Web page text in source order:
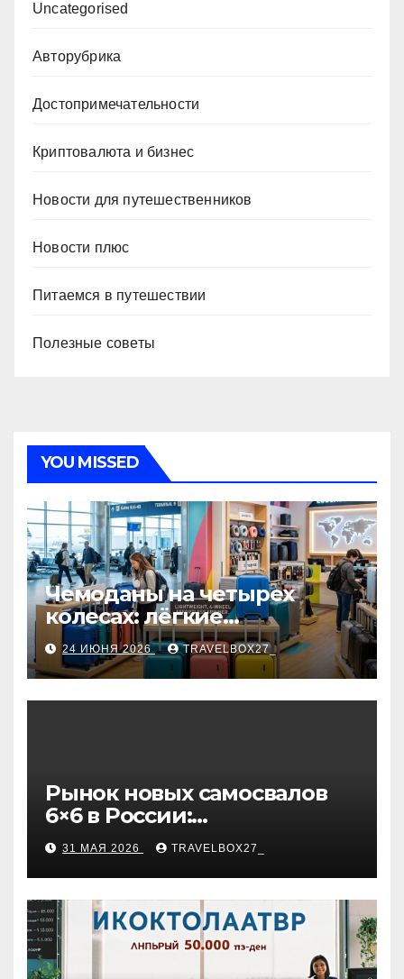
Uncategorised
Авторубрика
Достопримечательности
Криптовалюта и бизнес
Новости для путешественников
Новости плюс
Питаемся в путешествии
Полезные советы
YOU MISSED
Чемоданы на четырех
колесах: лёгкие
маневренные модели,
варианты фильтрации и
рекомендации по выбору
24 ИЮНЯ 2026 TRAVELBOX27_
Рынок новых самосвалов
6×6 в России:
характеристики и цены
31 МАЯ 2026 TRAVELBOX27_